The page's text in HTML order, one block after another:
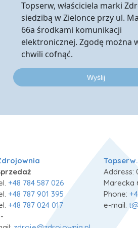
Topserw, właściciela marki
siedzibą w Zielonce przy ul.
66a środkami komunikacji
elektronicznej. Zgodę można
chwili cofnąć.
+48 784 587 026
+48 787 901 395
+48 787 024 017
Address:
Marecka
Phone:
e-mail: